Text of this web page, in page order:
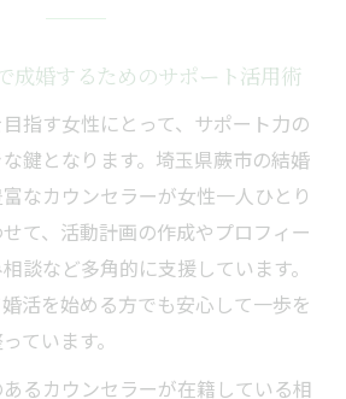
成婚するためのサポート活用術
指す女性にとって、サポート力の
鍵となります。埼玉県蕨市の結婚
なカウンセラーが女性一人ひとり
て、活動計画の作成やプロフィー
談など多角的に支援しています。
活を始める方でも安心して一歩を
ています。
るカウンセラーが在籍している相